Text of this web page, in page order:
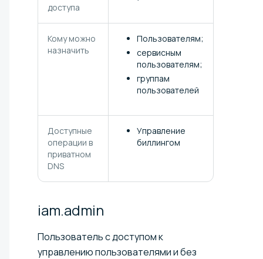
доступа
Кому можно
назначить
Пользователям;
сервисным
пользователям;
группам
пользователей
Доступные
операции в
приватном
DNS
Управление
биллингом
iam.admin
Пользователь с доступом к
управлению пользователями и без